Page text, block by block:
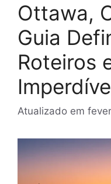
Ottawa,
Guia
Roteiros
Atualizado em